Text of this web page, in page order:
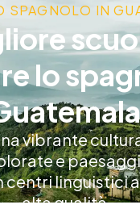
SPAGNOLO IN
lo
vibrante
e
centri linguistici
alta qualità